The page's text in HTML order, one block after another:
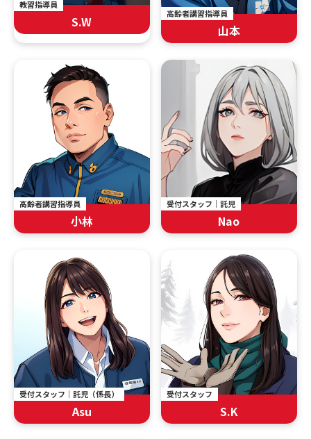
教習指導員
S.W
高齢者講習指導員
山本
高齢者講習指導員
小林
受付スタッフ｜託児
Nao
受付スタッフ｜託児（係長）
Asu
受付スタッフ
S.K